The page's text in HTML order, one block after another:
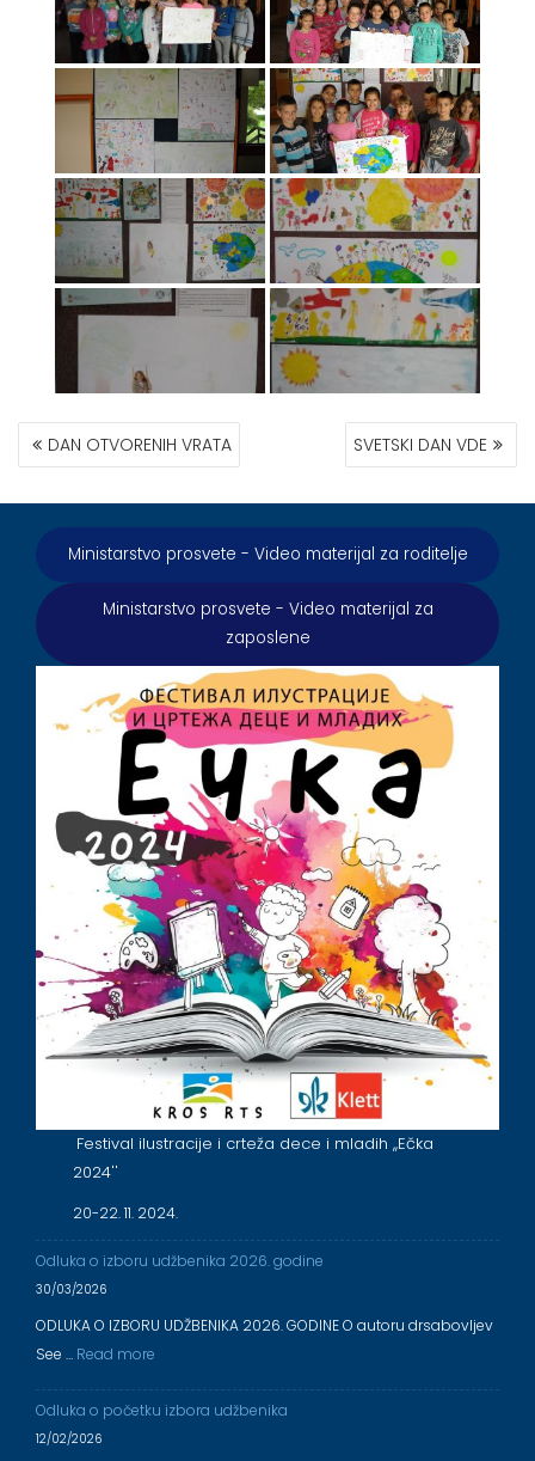
КРЕТАЊЕ
ЧЛАНКА
DAN OTVORENIH VRATA SVETSKI DAN VDE
Ministarstvo prosvete - Video materijal za roditelje
Ministarstvo prosvete - Video materijal za
zaposlene
Festival ilustracije i crteža dece i mladih ,,Ečka
2024''
20-22. 11. 2024.
Odluka o izboru udžbenika 2026. godine
30/03/2026
ODLUKA O IZBORU UDŽBENIKA 2026. GODINE O autoru drsabovljev
See … Read more
Odluka o početku izbora udžbenika
12/02/2026